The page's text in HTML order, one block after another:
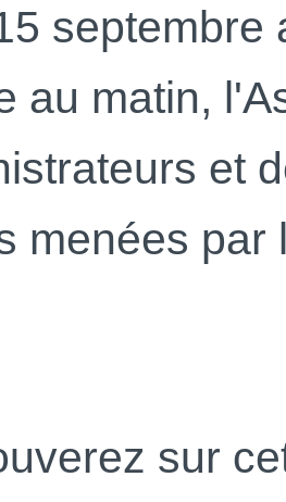
septembre
au matin,
et
menées par
sur